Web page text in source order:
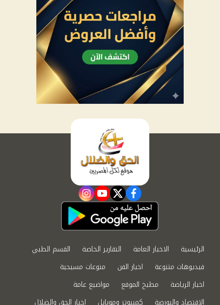
facebook
twitter
youtube
instagram
الرئيسية الاخبار العامة التقارير الخاصة
القسم الطبي
فيديوهات متنوعة
اخبار الفن
منوعات مسيحية
اخبار الرياضة
مطبخ الموقع
مواضيع عامة
الاقتصاد والبورصة
كمبيوتر وموبايل اخبار الحق والضلال